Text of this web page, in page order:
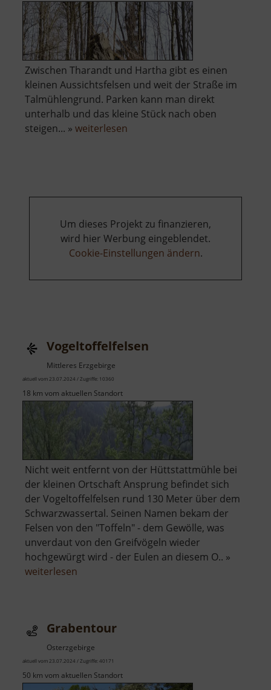
Zwischen Tharandt und Hartha gibt es einen
kleinen Aussichtsfelsen und weit der Straße im
Talmühlengrund. Parken kann man direkt
unterhalb und das kleine Stück nach oben
steigen... » weiterlesen
Um dieses Projekt zu finanzieren,
wird hier Werbung eingeblendet.
Cookie-Einstellungen ändern.
Vogeltoffelfelsen
Mittleres Erzgebirge
aktuell vom 23.07.2024 / Zugriffe: 10360
18 km vom aktuellen Standort
Nicht weit entfernt von der Hüttstattmühle bei
der kleinen Ortschaft Ansprung befindet sich
der Vogeltoffelfelsen rund 130 Meter über dem
Schwarzwassertal. Seinen Namen bekam der
Felsen von den "Toffeln" - dem Gewölle, was
unverdaut von den Greifvögeln wieder
hochgewürgt wird - der Eulen an diesem O.. »
weiterlesen
Grabentour
Osterzgebirge
aktuell vom 23.07.2024 / Zugriffe: 40171
50 km vom aktuellen Standort